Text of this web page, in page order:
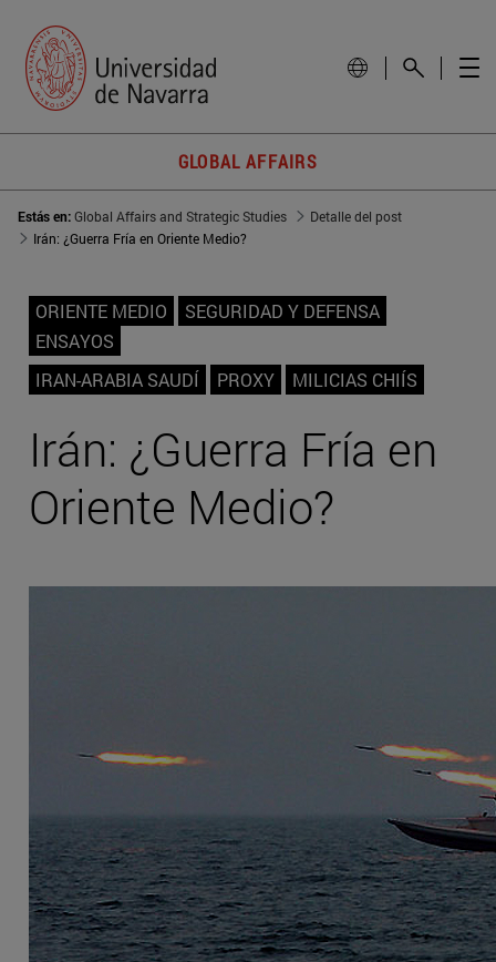
GLOBAL AFFAIRS
Estás en:Global Affairs and Strategic Studies
Detalle del post
Irán: ¿Guerra Fría en Oriente Medio?
ORIENTE MEDIO
SEGURIDAD Y DEFENSA
ENSAYOS
IRAN-ARABIA SAUDÍ
PROXY MILICIAS CHIÍS
Irán: ¿Guerra Fría en
Oriente Medio?